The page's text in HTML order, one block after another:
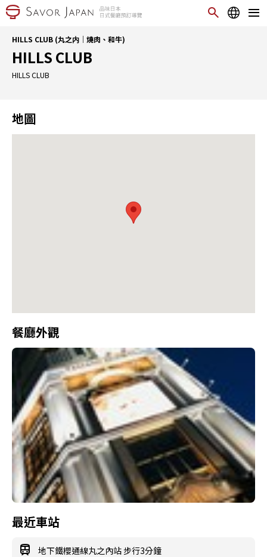
HILLS CLUB (丸之内｜燒肉、和牛)
HILLS CLUB
HILLS CLUB
地圖
餐廳外觀
最近車站
地下鐵櫻通線丸之內站 步行3分鐘